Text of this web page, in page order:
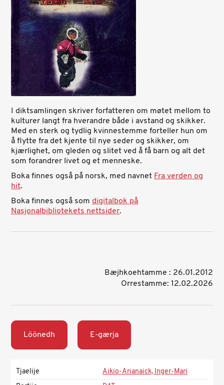
I diktsamlingen skriver forfatteren om møtet mellom to
kulturer langt fra hverandre både i avstand og skikker.
Med en sterk og tydlig kvinnestemme forteller hun om
å flytte fra det kjente til nye seder og skikker, om
kjærlighet, om gleden og slitet ved å få barn og alt det
som forandrer livet og et menneske.
Boka finnes også på norsk, med navnetFra verden og
hit.
Boka finnes også somdigitalbok på
Nasjonalbibliotekets nettsider.
Bæjhkoehtamme : 26.01.2012
Orrestamme: 12.02.2026
Löönedh E-gærja
Tjaelije
Aikio-Arianaick, Inger-Mari